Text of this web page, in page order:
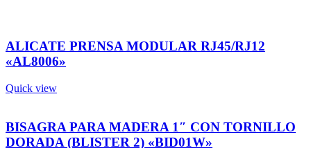
ALICATE PRENSA MODULAR RJ45/RJ12
«AL8006»
Quick view
BISAGRA PARA MADERA 1″ CON TORNILLO
DORADA (BLISTER 2) «BID01W»